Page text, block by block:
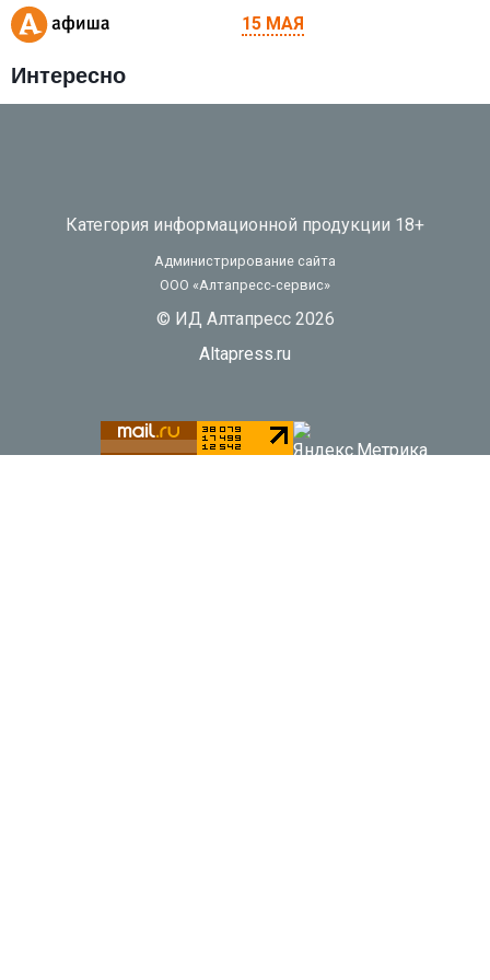
15 МАЯ
Интересно
Категория информационной продукции 18+
Администрирование сайта
ООО «Алтапресс-сервис»
© ИД Алтапресс 2026
Altapress.ru